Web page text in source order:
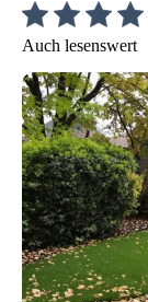
Auch lesenswert